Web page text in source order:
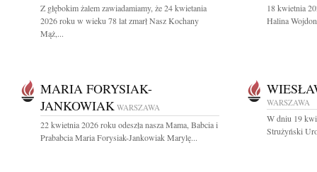
Z głębokim żalem zawiadamiamy, że 24 kwietania
2026 roku w wieku 78 lat zmarł Nasz Kochany
Mąż,...
18 kwietnia
Halina
MARIA FORYSIAK-
JANKOWIAK WARSZAWA
22 kwietnia 2026 roku odeszła nasza Mama, Babcia i
Prababcia Maria Forysiak-Jankowiak Marylę...
WARSZAWA
W dniu 19
Strużyński